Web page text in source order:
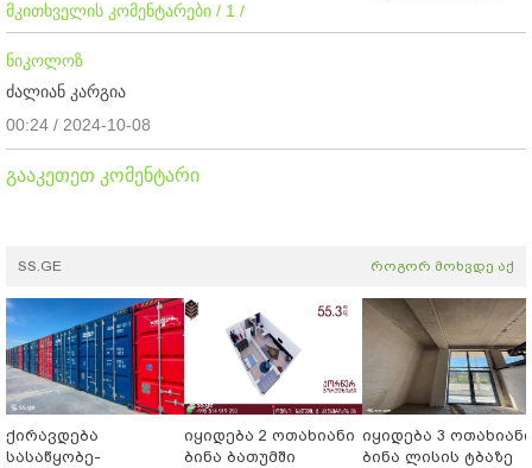
მკითხველის კომენტარები / 1 /
ნიკოლოზ
ძალიან კარგია
00:24 / 2024-10-08
გააკეთეთ კომენტარი
SS.GE როგორ მოხვდე აქ
ქირავდება
სასაწყობე-
იყიდება 2 ოთახიანი
ბინა ბათუმში
იყიდება 3 ოთახიანი
ბინა ლისის ტბაზე